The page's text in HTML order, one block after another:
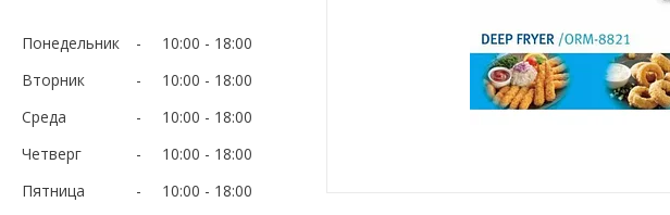
Понедельник 10:00
18:00
Вторник
10:00
18:00
Среда
10:00
18:00
Четверг
10:00
18:00
Пятница
10:00
18:00